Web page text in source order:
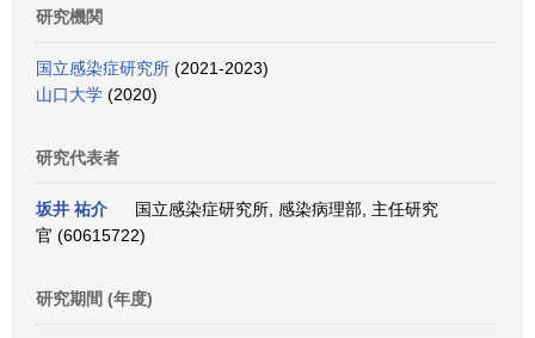
研究機関
国立感染症研究所 (2021-2023)
山口大学 (2020)
研究代表者
坂井 祐介
国立感染症研究所, 感染病理部, 主任研究
官 (60615722)
研究期間 (年度)